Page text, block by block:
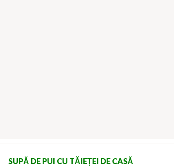
SUPĂ DE PUI CU TĂIEȚEI DE CASĂ